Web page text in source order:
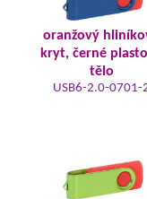
oranžový
kryt, černé
tělo
USB6-2.0-0701-